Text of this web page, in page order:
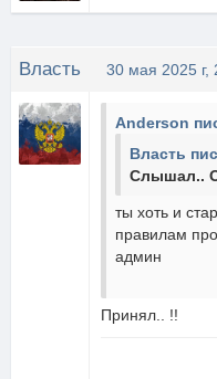
Власть 30 мая 2025 г,
Anderson
Власть
Слышал..
ты хоть и
правилам
админ
Принял.. !!